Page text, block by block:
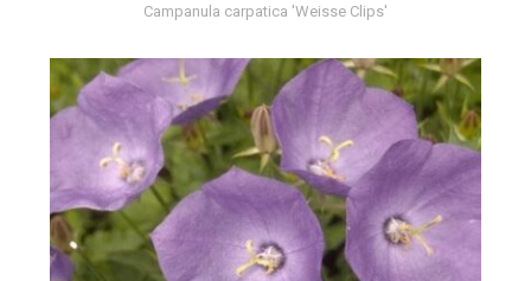
Campanula carpatica 'Weisse Clips'